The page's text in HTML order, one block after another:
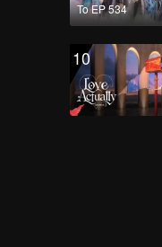
To EP 534
10